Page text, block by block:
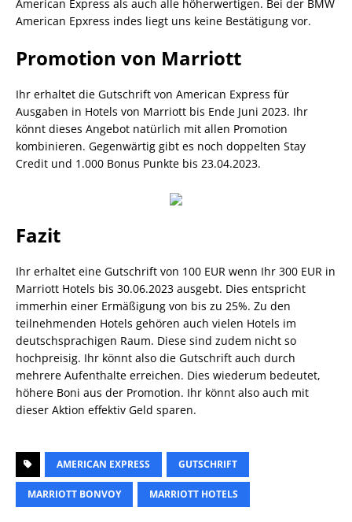
American Express als auch alle höherwertigen. Bei der BMW
American Epxress indes liegt uns keine Bestätigung vor.
Promotion von Marriott
Ihr erhaltet die Gutschrift von American Express für
Ausgaben in Hotels von Marriott bis Ende Juni 2023. Ihr
könnt dieses Angebot natürlich mit allen Promotion
kombinieren. Gegenwärtig gibt es noch doppelten Stay
Credit und 1.000 Bonus Punkte bis 23.04.2023.
Fazit
Ihr erhaltet eine Gutschrift von 100 EUR wenn Ihr 300 EUR in
Marriott Hotels bis 30.06.2023 ausgebt. Dies entspricht
immerhin einer Ermäßigung von bis zu 25%. Zu den
teilnehmenden Hotels gehören auch vielen Hotels im
deutschsprachigen Raum. Diese sind zudem nicht so
hochpreisig. Ihr könnt also die Gutschrift auch durch
mehrere Aufenthalte erreichen. Dies wiederum bedeutet,
höhere Boni aus der Promotion. Ihr könnt also auch mit
dieser Aktion effektiv Geld sparen.
AMERICAN EXPRESS GUTSCHRIFT
MARRIOTT BONVOY MARRIOTT HOTELS